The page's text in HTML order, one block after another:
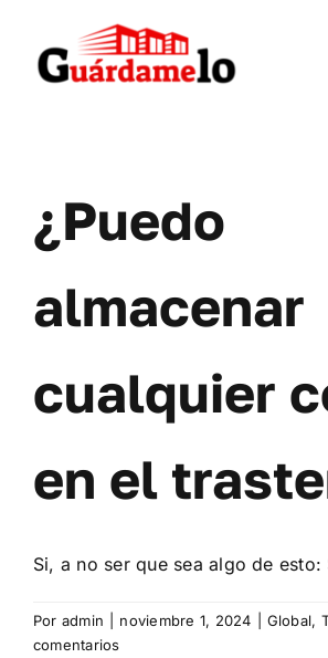
contenido
Contacto
Mi cuenta
¿Puedo
almacenar
cualquier
en el
Si, a no ser que sea algo de esto:
Por admin noviembre 1, 2024 Global,
comentarios